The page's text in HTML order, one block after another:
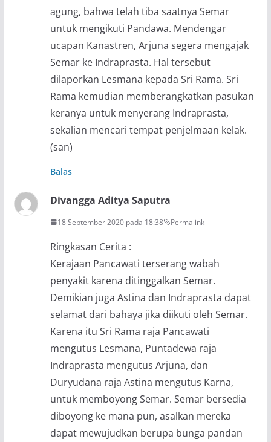
agung, bahwa telah tiba saatnya Semar
untuk mengikuti Pandawa. Mendengar
ucapan Kanastren, Arjuna segera mengajak
Semar ke Indraprasta. Hal tersebut
dilaporkan Lesmana kepada Sri Rama. Sri
Rama kemudian memberangkatkan pasukan
keranya untuk menyerang Indraprasta,
sekalian mencari tempat penjelmaan kelak.
(san)
Balas
Divangga Aditya Saputra
18 September 2020 pada 18:38 Permalink
Ringkasan Cerita :
Kerajaan Pancawati terserang wabah
penyakit karena ditinggalkan Semar.
Demikian juga Astina dan Indraprasta dapat
selamat dari bahaya jika diikuti oleh Semar.
Karena itu Sri Rama raja Pancawati
mengutus Lesmana, Puntadewa raja
Indraprasta mengutus Arjuna, dan
Duryudana raja Astina mengutus Karna,
untuk memboyong Semar. Semar bersedia
diboyong ke mana pun, asalkan mereka
dapat mewujudkan berupa bunga pandan